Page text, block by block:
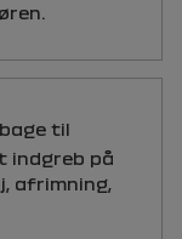
til
indgreb på
afrimning,